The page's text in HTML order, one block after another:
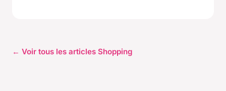
← Voir tous les articles Shopping